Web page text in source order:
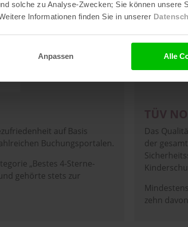
solche zu Analyse-Zwecken; Sie können unsere
Informationen finden Sie in unserer
Anpassen Alle
auf Basis
Buchungsportalen.
„Bestes 4-Sterne-
gehörte stets zur
TÜV
Das
der
zehn